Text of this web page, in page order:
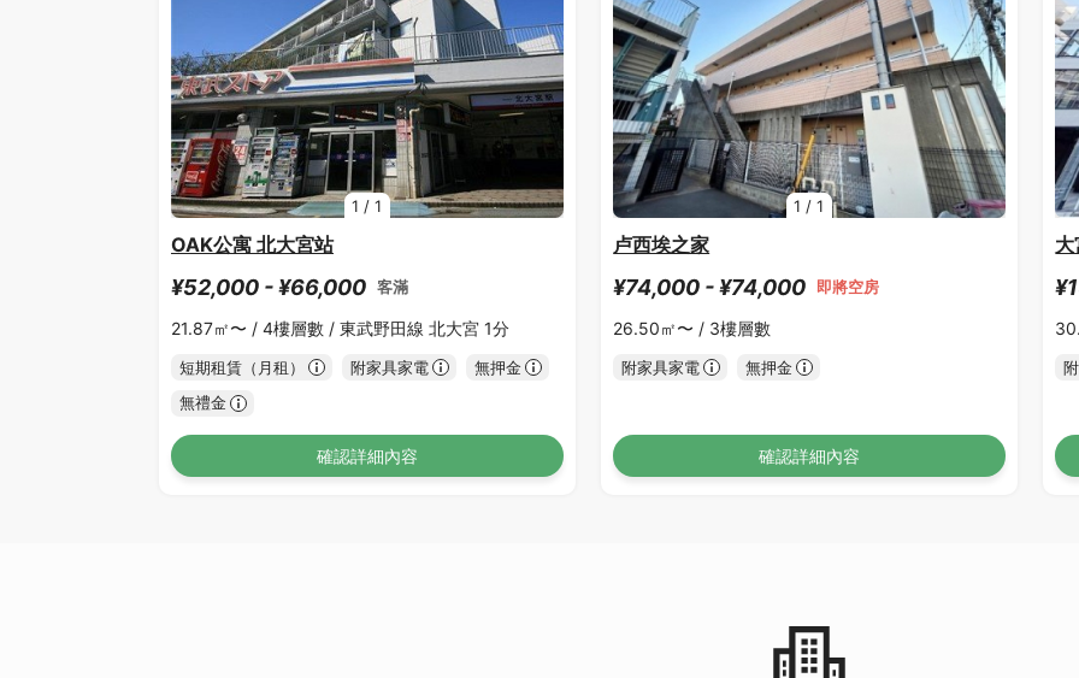
1 /1
OAK公寓 北大宮站
¥52,000 - ¥66,000 客滿
21.87㎡〜 / 4樓層數 / 東武野田線 北大宮 1分
短期租賃（月租） 附家具家電
無押金
無禮金
確認詳細內容
1 /1
卢西埃之家
¥74,000 - ¥74,000 即將空房
26.50㎡〜 / 3樓層數
附家具家電 無押金
確認詳細內容